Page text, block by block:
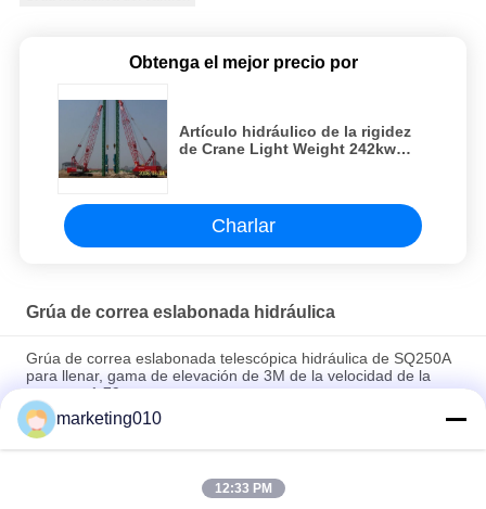
Obtenga el mejor precio por
Artículo hidráulico de la rigidez
de Crane Light Weight 242kw
Charlar
Grúa de correa eslabonada hidráulica
Grúa de correa eslabonada telescópica hidráulica de SQ250A
para llenar, gama de elevación de 3M de la velocidad de la
matanza 1.79rpm
Correa eslabonada telescópica hidráulica Crane With Lifting
Capacity de SQ1000A 100 toneladas
Grúa de correa eslabonada hidráulica telescópica SQ250A 37
marketing010
12:33 PM